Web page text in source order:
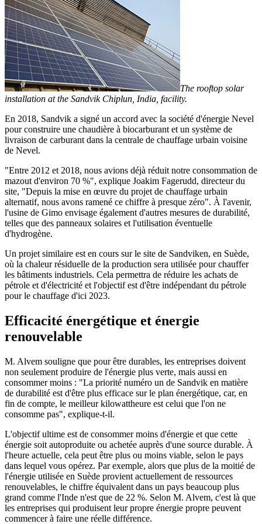
The rooftop solar
installation at the Sandvik Chiplun, India, facility.
En 2018, Sandvik a signé un accord avec la société d'énergie Nevel
pour construire une chaudière à biocarburant et un système de
livraison de carburant dans la centrale de chauffage urbain voisine
de Nevel.
"Entre 2012 et 2018, nous avions déjà réduit notre consommation de
mazout d'environ 70 %", explique Joakim Fagerudd, directeur du
site, "Depuis la mise en œuvre du projet de chauffage urbain
alternatif, nous avons ramené ce chiffre à presque zéro". À l'avenir,
l'usine de Gimo envisage également d'autres mesures de durabilité,
telles que des panneaux solaires et l'utilisation éventuelle
d'hydrogène.
Un projet similaire est en cours sur le site de Sandviken, en Suède,
où la chaleur résiduelle de la production sera utilisée pour chauffer
les bâtiments industriels. Cela permettra de réduire les achats de
pétrole et d'électricité et l'objectif est d'être indépendant du pétrole
pour le chauffage d'ici 2023.
Efficacité énergétique et énergie
renouvelable
M. Alvem souligne que pour être durables, les entreprises doivent
non seulement produire de l'énergie plus verte, mais aussi en
consommer moins : "La priorité numéro un de Sandvik en matière
de durabilité est d'être plus efficace sur le plan énergétique, car, en
fin de compte, le meilleur kilowattheure est celui que l'on ne
consomme pas", explique-t-il.
L'objectif ultime est de consommer moins d'énergie et que cette
énergie soit autoproduite ou achetée auprès d'une source durable. À
l'heure actuelle, cela peut être plus ou moins viable, selon le pays
dans lequel vous opérez. Par exemple, alors que plus de la moitié de
l'énergie utilisée en Suède provient actuellement de ressources
renouvelables, le chiffre équivalent dans un pays beaucoup plus
grand comme l'Inde n'est que de 22 %. Selon M. Alvem, c'est là que
les entreprises qui produisent leur propre énergie propre peuvent
commencer à faire une réelle différence.